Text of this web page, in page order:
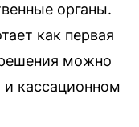
органы.
как первая
решения можно
кассационном